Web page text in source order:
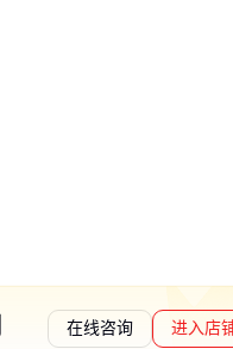
在线咨询 进入店